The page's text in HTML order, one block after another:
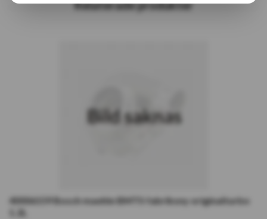
40006159 Bosch maehle BMTS fabriksny originalturbo
1.2L